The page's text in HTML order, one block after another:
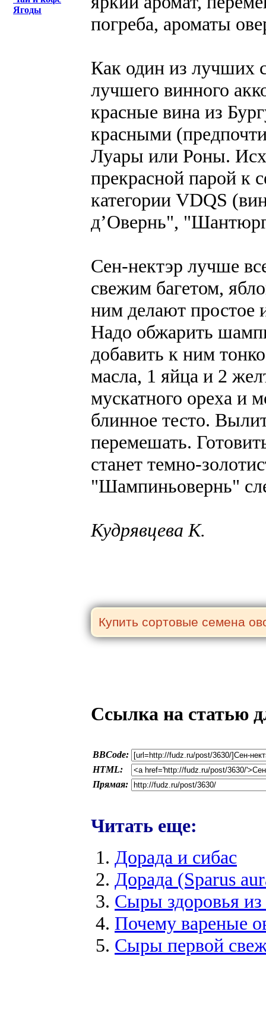
Ягоды
погреба, ароматы
Как один из лучших
лучшего винного
красные вина из
красными
Луары или Роны.
прекрасной парой к
категории VDQS
д’Овернь",
Сен-нектэр лучше
свежим багетом,
ним делают
Надо обжарить
добавить к ним
масла, 1 яйца и 2
мускатного ореха и
блинное тесто.
перемешать.
станет темно-
"Шампиньовернь"
Кудрявцева К.
Ссылка на статью
BBCode:
HTML:
Прямая:
Читать еще:
Дорада и сибас
Дорада (Sparus
Сыры здоровья
Почему вареные
Сыры первой